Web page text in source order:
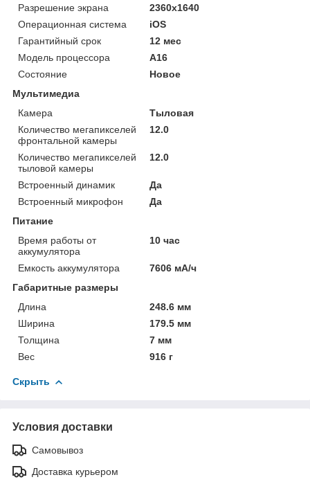
Разрешение экрана
2360x1640
Операционная система
iOS
Гарантийный срок
12 мес
Модель процессора
A16
Состояние
Новое
Мультимедиа
Камера
Тыловая
Количество мегапикселей
фронтальной камеры
12.0
Количество мегапикселей
тыловой камеры
12.0
Встроенный динамик
Да
Встроенный микрофон
Да
Питание
Время работы от
аккумулятора
10 час
Емкость аккумулятора
7606 мА/ч
Габаритные размеры
Длина
248.6 мм
Ширина
179.5 мм
Толщина
7 мм
Вес
916 г
Скрыть
Условия доставки
Самовывоз
Доставка курьером